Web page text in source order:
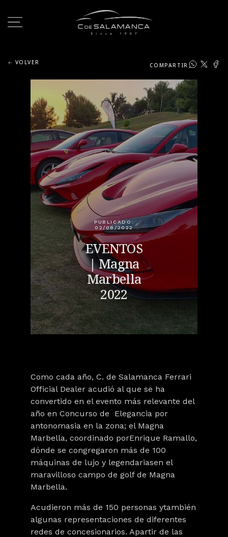
VOLVER COMPARTIR
PUBLICADO:
02/08/2022
EVENTOS
| Magna
Marbella
2022
Como cada año, C. de Salamanca Ferrari
Official Dealer acudió al que se ha
convertido en el evento más relevante del
año en Concurso de Elegancia por
antonomasia en la zona; el Magna
Marbella, coordinado porEnrique Ramallo,
dónde se congregaron más de 100
máquinas de lujo y legendariasen el
maravilloso campo de golf de Magna
Marbella.
Acudieron más de 150 personas ytambién
algunas representaciones de diferentes
redes de concesionarios. Apartir de las